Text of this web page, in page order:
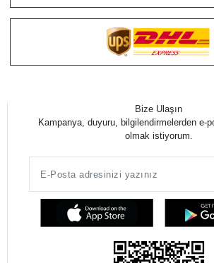
Bize Ulaşın
Kampanya, duyuru, bilgilendirmelerden e-
olmak istiyorum.